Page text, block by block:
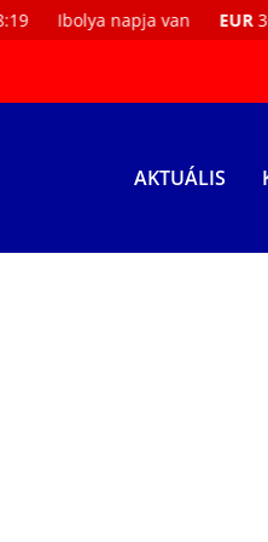
Ibolya napja van EUR 366.4 Ft
AKTUÁLIS